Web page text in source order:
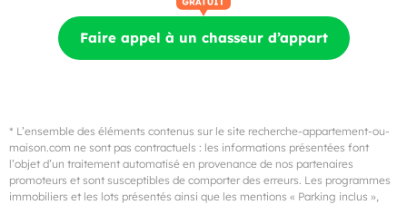
Faire appel à un chasseur d’appart
* L’ensemble des éléments contenus sur le site recherche-appartement-ou-
maison.com ne sont pas contractuels : les informations présentées font
l’objet d’un traitement automatisé en provenance de nos partenaires
promoteurs et sont susceptibles de comporter des erreurs. Les programmes
immobiliers et les lots présentés ainsi que les mentions « Parking inclus »,